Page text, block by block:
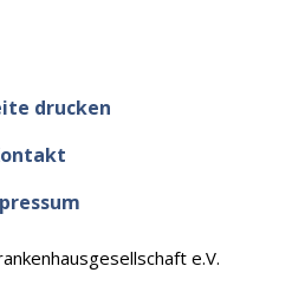
drucken
e.V.